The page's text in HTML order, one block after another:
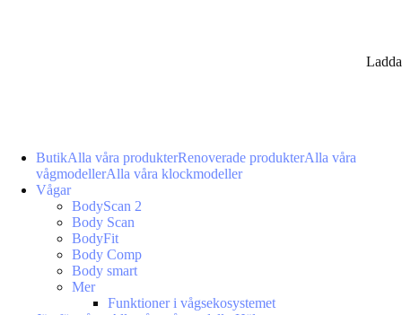
ButikAlla våra produkterRenoverade produkterAlla våra
vågmodellerAlla våra klockmodeller
Vågar
BodyScan 2
Body Scan
BodyFit
Body Comp
Body smart
Mer
Funktioner i vågsekosystemet